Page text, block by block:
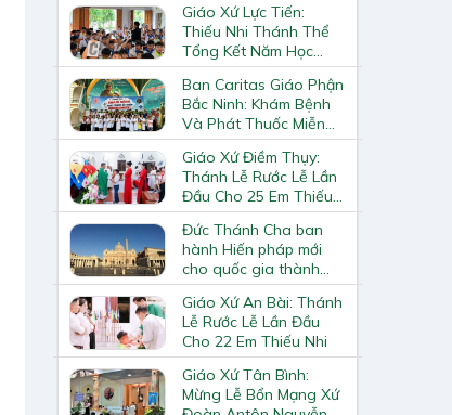
Giáo Xứ Lực Tiến:
Thiếu Nhi Thánh Thể
Tổng Kết Năm Học
Giáo Lý
Ban Caritas Giáo Phận
Bắc Ninh: Khám Bệnh
Và Phát Thuốc Miễn
Phí Tại Giáo Xứ Đồng
Chương
Giáo Xứ Điềm Thụy:
Thánh Lễ Rước Lễ Lần
Đầu Cho 25 Em Thiếu
Nhi
Đức Thánh Cha ban
hành Hiến pháp mới
cho quốc gia thành
Vatican
Giáo Xứ An Bài: Thánh
Lễ Rước Lễ Lần Đầu
Cho 22 Em Thiếu Nhi
Giáo Xứ Tân Bình:
Mừng Lễ Bổn Mạng Xứ